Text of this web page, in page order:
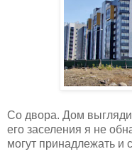
Со двора. Дом
его заселения я не
могут принадлежать и